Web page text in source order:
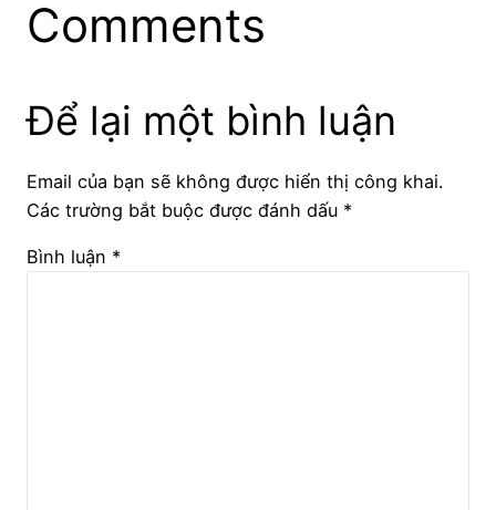
Comments
Để lại một bình luận
Email của bạn sẽ không được hiển thị công khai.
Các trường bắt buộc được đánh dấu *
Bình luận *